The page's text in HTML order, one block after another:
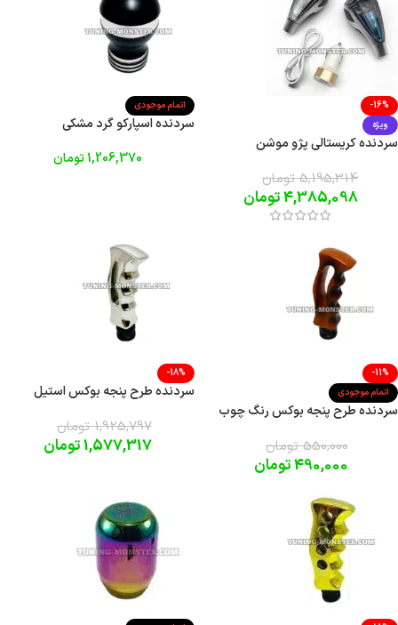
-16%
ویژه
سردنده کریستالی پژو موشن
5,195,314 تومان
4,385,098تومان
اتمام موجودی
سردنده اسپارکو گرد مشکی
1,206,370تومان
-11%
اتمام موجودی
سردنده طرح پنجه بوکس رنگ چوب
550,000 تومان
490,000تومان
-18%
سردنده طرح پنجه بوکس استیل
1,925,797 تومان
1,577,317تومان